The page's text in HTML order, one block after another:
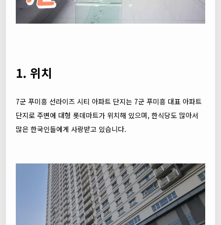
1. 위치
7군 푸미흥 선라이즈 시티 아파트 단지는 7군 푸미흥 대표 아파트
단지로 주변에 대형 롯데마트가 위치해 있으며, 한식당도 많아서
많은 한국인들에게 사랑받고 있습니다.